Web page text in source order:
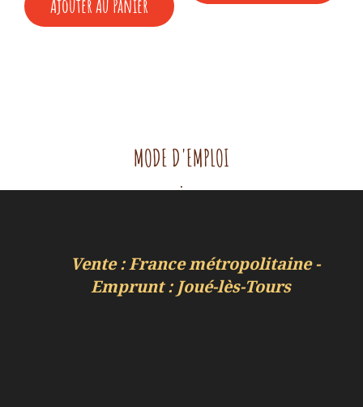
Ajouter Au Panier
MODE D'EMPLOI
.
Vente : France métropolitaine -
Emprunt : Joué-lès-Tours